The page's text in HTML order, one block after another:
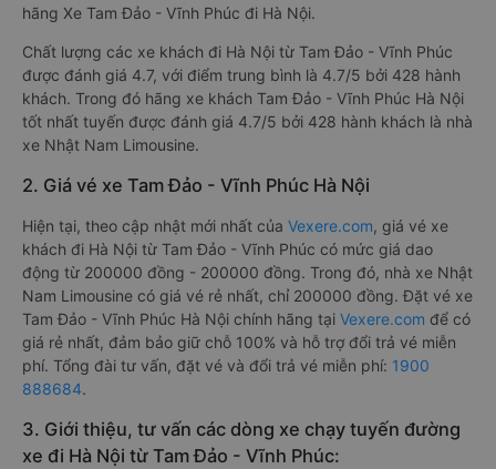
hãng Xe Tam Đảo - Vĩnh Phúc đi Hà Nội.
Chất lượng các xe khách đi Hà Nội từ Tam Đảo - Vĩnh Phúc
được đánh giá 4.7, với điểm trung bình là 4.7/5 bởi 428 hành
khách. Trong đó hãng xe khách Tam Đảo - Vĩnh Phúc Hà Nội
tốt nhất tuyến được đánh giá 4.7/5 bởi 428 hành khách là nhà
xe Nhật Nam Limousine.
2. Giá vé xe Tam Đảo - Vĩnh Phúc Hà Nội
Hiện tại, theo cập nhật mới nhất của Vexere.com, giá vé xe
khách đi Hà Nội từ Tam Đảo - Vĩnh Phúc có mức giá dao
động từ 200000 đồng - 200000 đồng. Trong đó, nhà xe Nhật
Nam Limousine có giá vé rẻ nhất, chỉ 200000 đồng. Đặt vé xe
Tam Đảo - Vĩnh Phúc Hà Nội chính hãng tại Vexere.com để có
giá rẻ nhất, đảm bảo giữ chỗ 100% và hỗ trợ đổi trả vé miễn
phí. Tổng đài tư vấn, đặt vé và đổi trả vé miễn phí: 1900
888684.
3. Giới thiệu, tư vấn các dòng xe chạy tuyến đường
xe đi Hà Nội từ Tam Đảo - Vĩnh Phúc: